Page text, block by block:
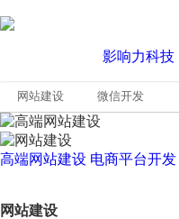
网站建设 微信开发
高端网站建设 电商平台开发
网站建设